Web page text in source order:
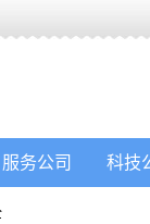
服务公司 科技